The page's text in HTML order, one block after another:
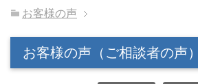
お客様の声
お客様の声（ご相談者の声